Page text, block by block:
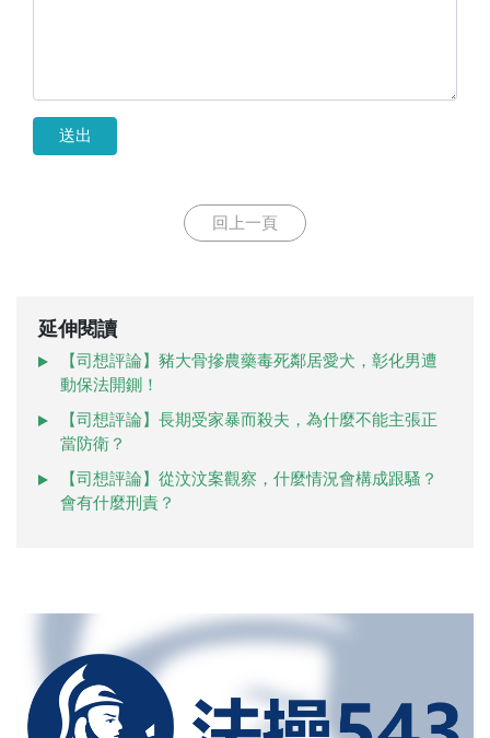
送出
回上一頁
延伸閱讀
【司想評論】豬大骨摻農藥毒死鄰居愛犬，彰化男遭
動保法開鍘！
【司想評論】長期受家暴而殺夫，為什麼不能主張正
當防衛？
【司想評論】從汶汶案觀察，什麼情況會構成跟騷？
會有什麼刑責？